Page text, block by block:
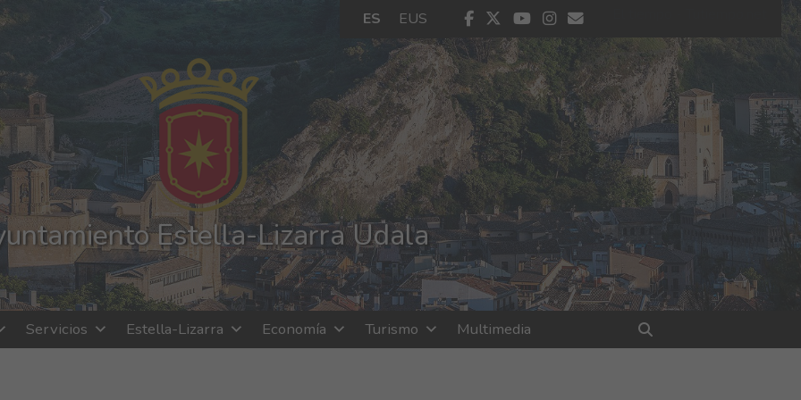
ES EUS facebook
twitter
youtube
instagram
contacto
Estella-Lizarra Udala
Servicios Estella-Lizarra Economía Turismo Multimedia
Buscar